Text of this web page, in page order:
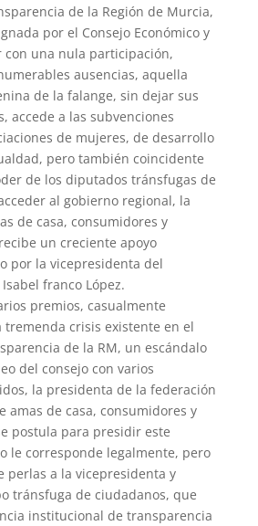
de la Región de Murcia,
por el Consejo Económico y
con una nula participación,
ausencias, aquella
de la falange, sin dejar sus
accede a las subvenciones
de mujeres, de desarrollo
pero también coincidente
de los diputados tránsfugas de
al gobierno regional, la
de casa, consumidores y
un creciente apoyo
por la vicepresidenta del
franco López.
premios, casualmente
tremenda crisis existente en el
de la RM, un escándalo
del consejo con varios
la presidenta de la federación
amas de casa, consumidores y
postula para presidir este
le corresponde legalmente, pero
perlas a la vicepresidenta y
tránsfuga de ciudadanos, que
institucional de transparencia